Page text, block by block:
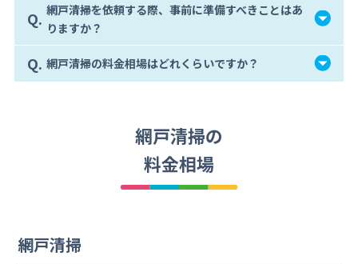
Q. 網戸清掃を依頼する際、事前に準備すべきことはあ
りますか？
Q. 網戸清掃の料金相場はどれくらいですか？
網戸清掃の
料金相場
網戸清掃